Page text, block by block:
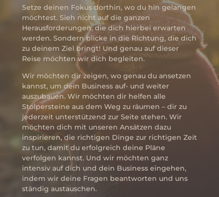
Setze deinen Fokus dorthin, wo du hin gelangen
möchtest. Sieh nicht auf die ganzen
Herausforderungen, die dich hierbei erwarten
werden. Sondern blicke in die Richtung, die dich
zu deinem Ziel bringt! Und genau auf dieser
Reise möchten wir dich begleiten.
Wir möchten dir zeigen, wo genau du ansetzen
kannst, um dein Business auf- und weiter
auszubauen. Wir möchten dir helfen alle
Stolpersteine aus dem Weg zu räumen – dir zu
jederzeit unterstützend zur Seite stehen. Wir
möchten dich mit unseren Ansätzen dazu
inspirieren, die richtigen Dinge zur richtigen Zeit
zu tun, damit du erfolgreich deine Pläne
verfolgen kannst. Und wir möchten ganz
intensiv auf dich und dein Business eingehen,
indem wir deine Fragen beantworten und uns
ständig austauschen.